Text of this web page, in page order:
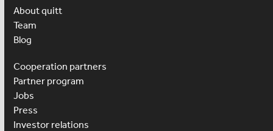
About quitt
Team
Blog
Cooperation partners
Partner program
Jobs
Press
Investor relations